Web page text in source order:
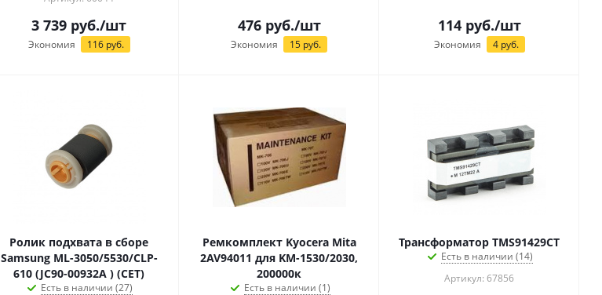
3 739 руб./шт
Экономия 116руб.
476руб./шт
Экономия 15 руб.
114руб./шт
Экономия 4руб.
Ролик подхвата в сборе
Samsung ML-3050/5530/CLP-
610 (JC90-00932A ) (CET)
Есть в наличии (27)
Ремкомплект Kyocera Mita
2AV94011 для KM-1530/2030,
200000к
Есть в наличии (1)
Трансформатор TMS91429CT
Есть в наличии (14)
Артикул: 67856